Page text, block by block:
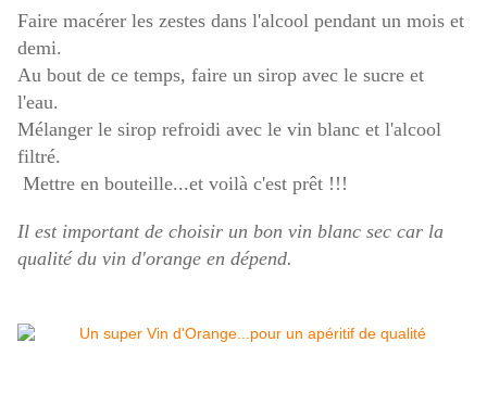
Faire macérer les zestes dans l'alcool pendant un mois et
demi.
Au bout de ce temps, faire un sirop avec le sucre et
l'eau.
Mélanger le sirop refroidi avec le vin blanc et l'alcool
filtré.
Mettre en bouteille...et voilà c'est prêt !!!
Il est important de choisir un bon vin blanc sec car la
qualité du vin d'orange en dépend.